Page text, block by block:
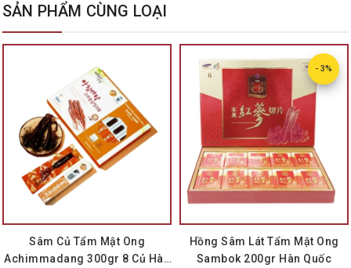
SẢN PHẨM CÙNG LOẠI
Sâm Củ Tẩm Mật Ong
Achimmadang 300gr 8 Củ Hàn
- 3%
Hồng Sâm Lát Tẩm Mật Ong
Sambok 200gr Hàn Quốc